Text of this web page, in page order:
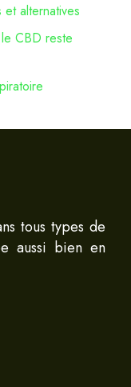
alternatives
CBD reste
tous types de
aussi bien en